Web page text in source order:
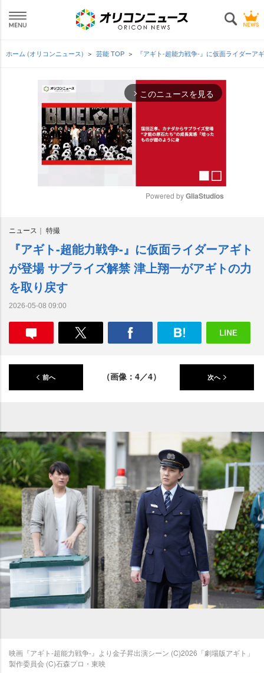
ホーム (オリコンニュース) 芸能 TOP 『アギト-超能力戦争-』に仮面ライダー
arrow_forward_ios このニュースを見る
e
Powered by GliaStudios
ニュース 特撮
『アギト-超能力戦争-』に仮面ライダーアギト
が登場 サプライズ解禁 津上翔一がアギトの力
を取り戻す
2026-05-08 09:00
前へ （画像：4／4） 次へ
映画『アギト-超能力戦争-』より金子昇出演シーン (C)2026「劇場版アギト」
製作委員会 (C)石森プロ・東映